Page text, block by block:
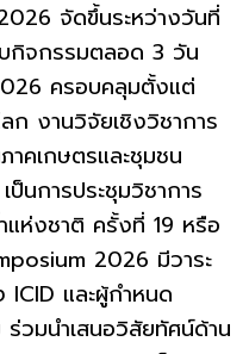
จัดขึ้นระหว่างวันที่
กิจกรรมตลอด 3 วัน
ครอบคลุมตั้งแต่
ลก งานวิจัยเชิงวิชาการ
าคเกษตรและชุมชน
นการประชุมวิชาการ
แห่งชาติ ครั้งที่ 19 หรือ
2026 มีวาระ
ICID และผู้กำหนด
ร่วมนำเสนอวิสัยทัศน์ด้าน